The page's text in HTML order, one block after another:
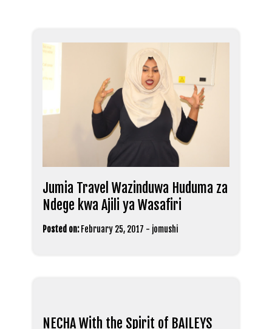
Jumia Travel Wazinduwa Huduma za
Ndege kwa Ajili ya Wasafiri
Posted on: February 25, 2017 - jomushi
NECHA With the Spirit of BAILEYS